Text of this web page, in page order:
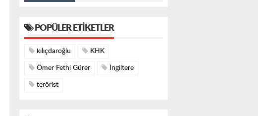
POPÜLER ETIKETLER
kılıçdaroğlu KHK
Ömer Fethi Gürer İngiltere
terörist